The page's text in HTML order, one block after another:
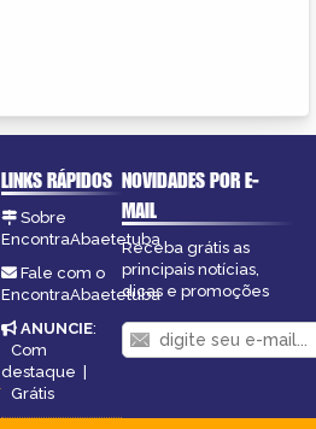
LINKS RÁPIDOS
Sobre
EncontraAbaetetuba
Fale com o
EncontraAbaetetuba
ANUNCIE:
Com
destaque |
Grátis
NOVIDADES POR E-
MAIL
Receba grátis as
principais notícias,
dicas e promoções